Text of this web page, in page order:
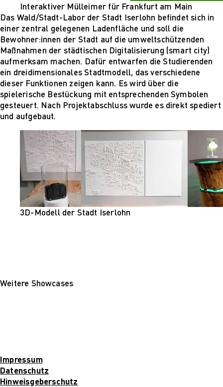
Interaktiver Mülleimer für Frankfurt am Main
Das Wald/Stadt-Labor der Stadt Iserlohn befindet sich in
einer zentral gelegenen Ladenfläche und soll die
Bewohner:innen der Stadt auf die umweltschützenden
Maßnahmen der städtischen Digitalisierung (smart city)
aufmerksam machen. Dafür entwarfen die Studierenden
ein dreidimensionales Stadtmodell, das verschiedene
dieser Funktionen zeigen kann. Es wird über die
spielerische Bestückung mit entsprechenden Symbolen
gesteuert. Nach Projektabschluss wurde es direkt spediert
und aufgebaut.
3D-Modell der Stadt Iserlohn
Weitere Showcases
Impressum
Datenschutz
Hinweisgeberschutz